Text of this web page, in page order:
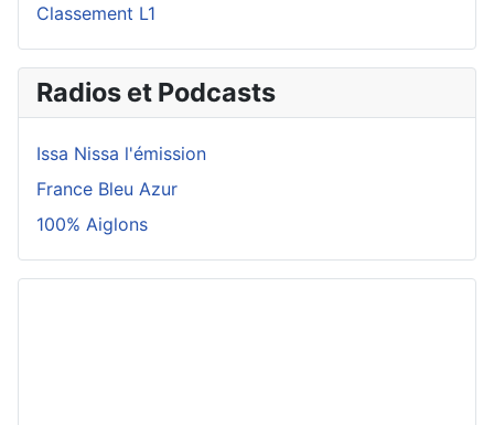
Classement L1
Radios et Podcasts
Issa Nissa l'émission
France Bleu Azur
100% Aiglons